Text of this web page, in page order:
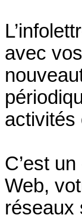
avec
activités
C’est
Web,
réseaux